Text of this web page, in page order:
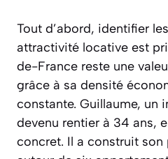
Tout d’abord, identifier
attractivité locative est
de-France reste une
grâce à sa densité
constante. Guillaume, un
devenu rentier à 34 ans,
concret. Il a construit